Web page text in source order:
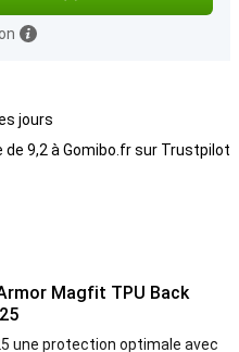
jours
9,2 à Gomibo.fr sur Trustpilot
Magfit TPU Back
une protection optimale avec